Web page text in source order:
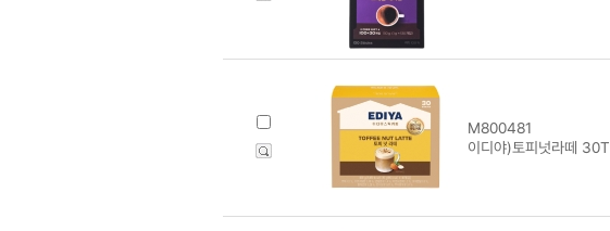
M800481
이디야)토피넛라떼 30T